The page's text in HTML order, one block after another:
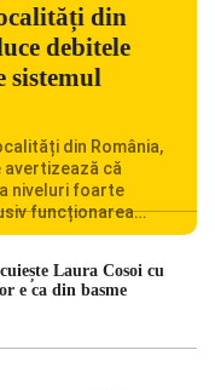
din
debitele
sistemul
din România,
că
niveluri foarte
funcționarea
se confruntă
punct de vedere
Laura Cosoi cu
e ca din basme